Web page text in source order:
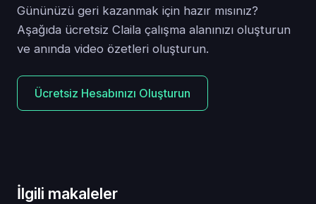
Gününüzü geri kazanmak için hazır mısınız?
Aşağıda ücretsiz Claila çalışma alanınızı oluşturun
ve anında video özetleri oluşturun.
Ücretsiz Hesabınızı Oluşturun
İlgili makaleler